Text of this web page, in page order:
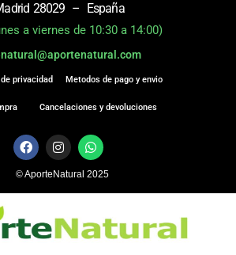
28029 – España
a viernes de 10:30 a 14:00)
privacidad Metodos de pago y envio
Cancelaciones y devoluciones
F
a
e
b
o
k
I
n
t
a
r
a
m
W
h
t
s
p
© AporteNatural 2025